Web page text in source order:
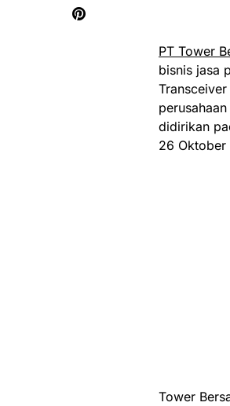
PT Tower
bisnis jasa
didirikan
26 Oktober
Tower